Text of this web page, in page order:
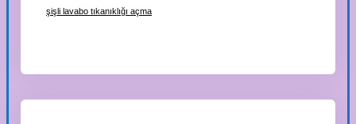
şişli lavabo tıkanıklığı açma